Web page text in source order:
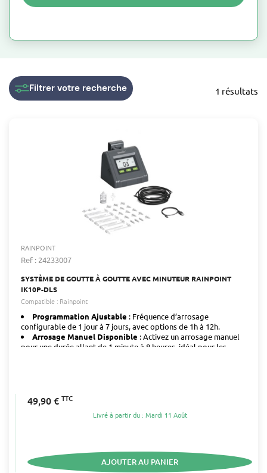
1 résultats
Filtrer votre recherche
RAINPOINT
Ref : 24233007
SYSTÈME DE GOUTTE À GOUTTE AVEC MINUTEUR RAINPOINT
IK10P-DLS
Compatible : Rainpoint
Programmation Ajustable : Fréquence d’arrosage
configurable de 1 jour à 7 jours, avec options de 1h à 12h.
Arrosage Manuel Disponible : Activez un arrosage manuel
pour une durée allant de 1 minute à 8 heures, idéal pour les
49,90 € TTC
Livré à partir du : Mardi 11 Août
AJOUTER AU PANIER